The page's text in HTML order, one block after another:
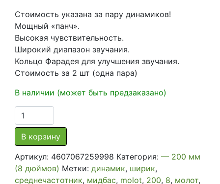
Стоимость указана за пару динамиков!
Мощный «панч».
Высокая чувствительность.
Широкий диапазон звучания.
Кольцо Фарадея для улучшения звучания.
Стоимость за 2 шт (одна пара)
В наличии (может быть предзаказано)
Количество
товара
Автомобильная
широкополосная
акустическая
система
В корзину
Артикул: 4607067259998 Категория: — 200 мм
(8 дюймов) Метки: динамик, ширик,
среднечастотник, мидбас, molot, 200, 8, молот,